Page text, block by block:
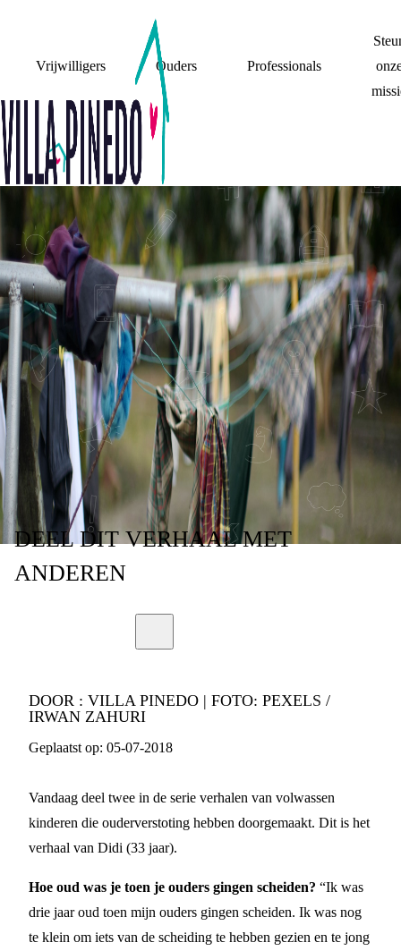
Vrijwilligers Ouders Professionals
(GEEN) CONTACT
"VOOR MIJ IS MIJN
MOEDER DOOD"
DEELDIT VERHAALMET
ANDEREN
DOOR : VILLA PINEDO | FOTO: PEXELS /
IRWAN ZAHURI
Geplaatst op: 05-07-2018
Vandaag deel twee in de serie verhalen van volwassen
kinderen die ouderverstoting hebben doorgemaakt. Dit is het
verhaal van Didi (33 jaar).
Hoe oud was je toen je ouders gingen scheiden? “Ik was
drie jaar oud toen mijn ouders gingen scheiden. Ik was nog
te klein om iets van de scheiding te hebben gezien en te jong